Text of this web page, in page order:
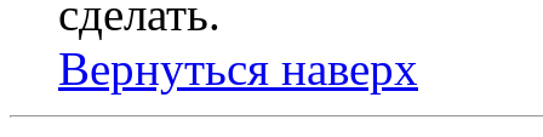
сделать.
Вернуться наверх